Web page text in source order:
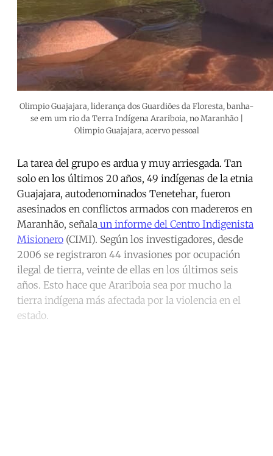
Olimpio Guajajara, liderança dos Guardiões da Floresta, banha-
se em um rio da Terra Indígena Arariboia, no Maranhão |
Olimpio Guajajara, acervo pessoal
La tarea del grupo es ardua y muy arriesgada. Tan
solo en los últimos 20 años, 49 indígenas de la etnia
Guajajara, autodenominados Tenetehar, fueron
asesinados en conflictos armados con madereros en
Maranhão, señala un informe del Centro Indigenista
Misionero (CIMI). Según los investigadores, desde
2006 se registraron 44 invasiones por ocupación
ilegal de tierra, veinte de ellas en los últimos seis
años. Esto hace que Arariboia sea por mucho la
tierra indígena más afectada por la violencia en el
estado.